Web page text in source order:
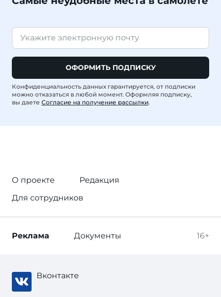
ОФОРМИТЬ ПОДПИСКУ
Конфиденциальность данных гарантируется, от подписки
можно отказаться в любой момент. Оформляя подписку,
вы даете Согласие на получение рассылки.
О проекте
Редакция
Для сотрудников
16+
Реклама Документы
Вконтакте